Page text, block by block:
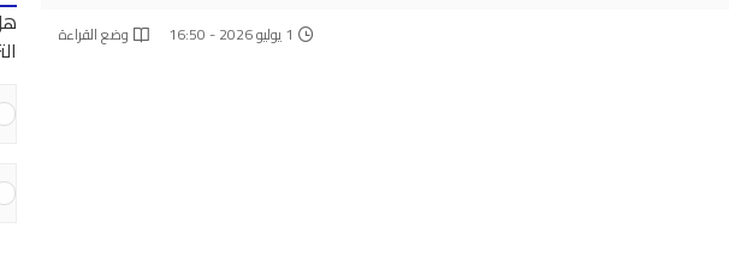
1 يوليو 2026 - 16:50 وضع القراءة